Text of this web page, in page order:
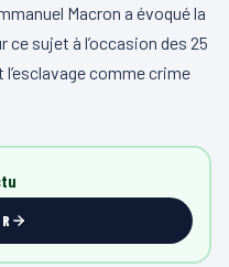
Macron a évoqué la
sujet à l’occasion des 25
comme crime